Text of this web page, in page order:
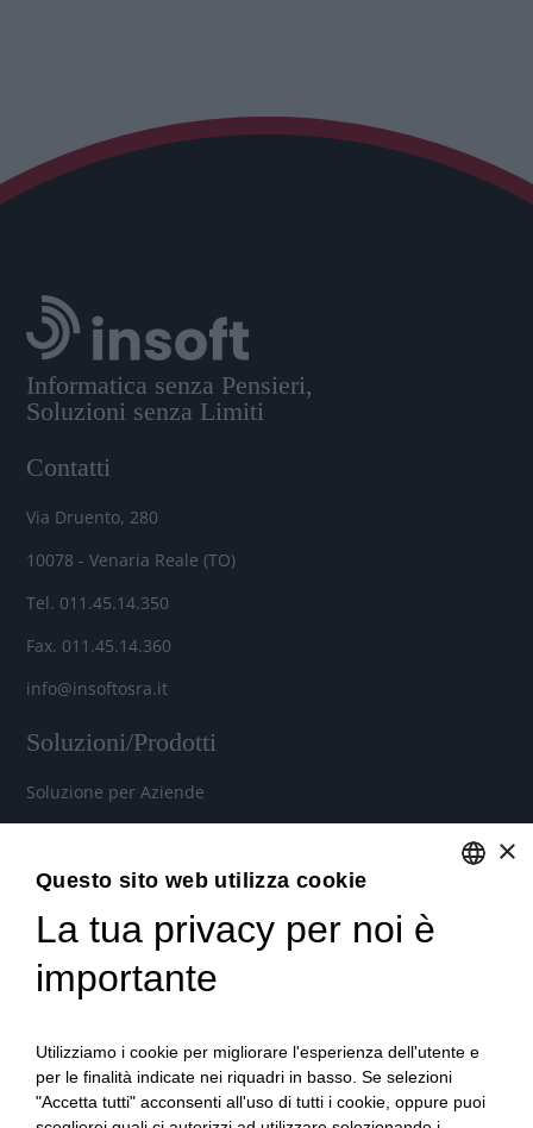
Informatica senza Pensieri,
Soluzioni senza Limiti
Contatti
Via Druento, 280
10078 - Venaria Reale (TO)
Tel. 011.45.14.350
Fax. 011.45.14.360
info@insoftosra.it
Soluzioni/Prodotti
Soluzione per Aziende
Soluzione per Consulenti
Servizi
Industria 4.0
Soluzioni in Cloud per aziende, commercialisti e consulenti
del lavoro
Formazione qualificata
×
Questo sito web utilizza cookie
La tua privacy per noi è
importante
Utilizziamo i cookie per migliorare l'esperienza dell'utente e
per le finalità indicate nei riquadri in basso. Se selezioni
"Accetta tutti" acconsenti all'uso di tutti i cookie, oppure puoi